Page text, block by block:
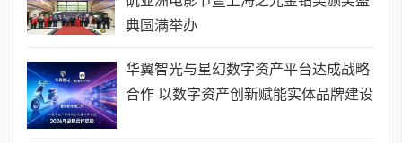
典圆满举办
华翼智光与星幻数字资产平台达成战略
合作 以数字资产创新赋能实体品牌建设